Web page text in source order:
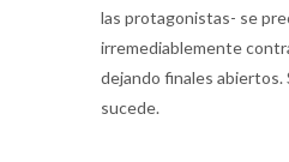
las protagonistas- se
irremediablemente
dejando finales abiertos.
sucede.